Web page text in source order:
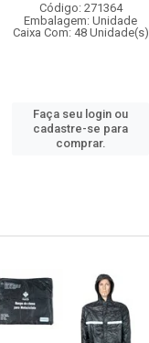
Código: 271364
Embalagem: Unidade
Caixa Com: 48 Unidade(s)
Faça seu login ou
cadastre-se para
comprar.